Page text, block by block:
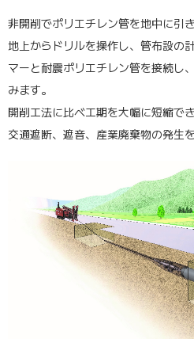
非開削でポリエチレン管を地中に引
地上からドリルを操作し、管布設の
マーと耐震ポリエチレン管を接続し
みます。
開削工法に比べ工期を大幅に短縮で
交通遮断、遮音、産業廃棄物の発生